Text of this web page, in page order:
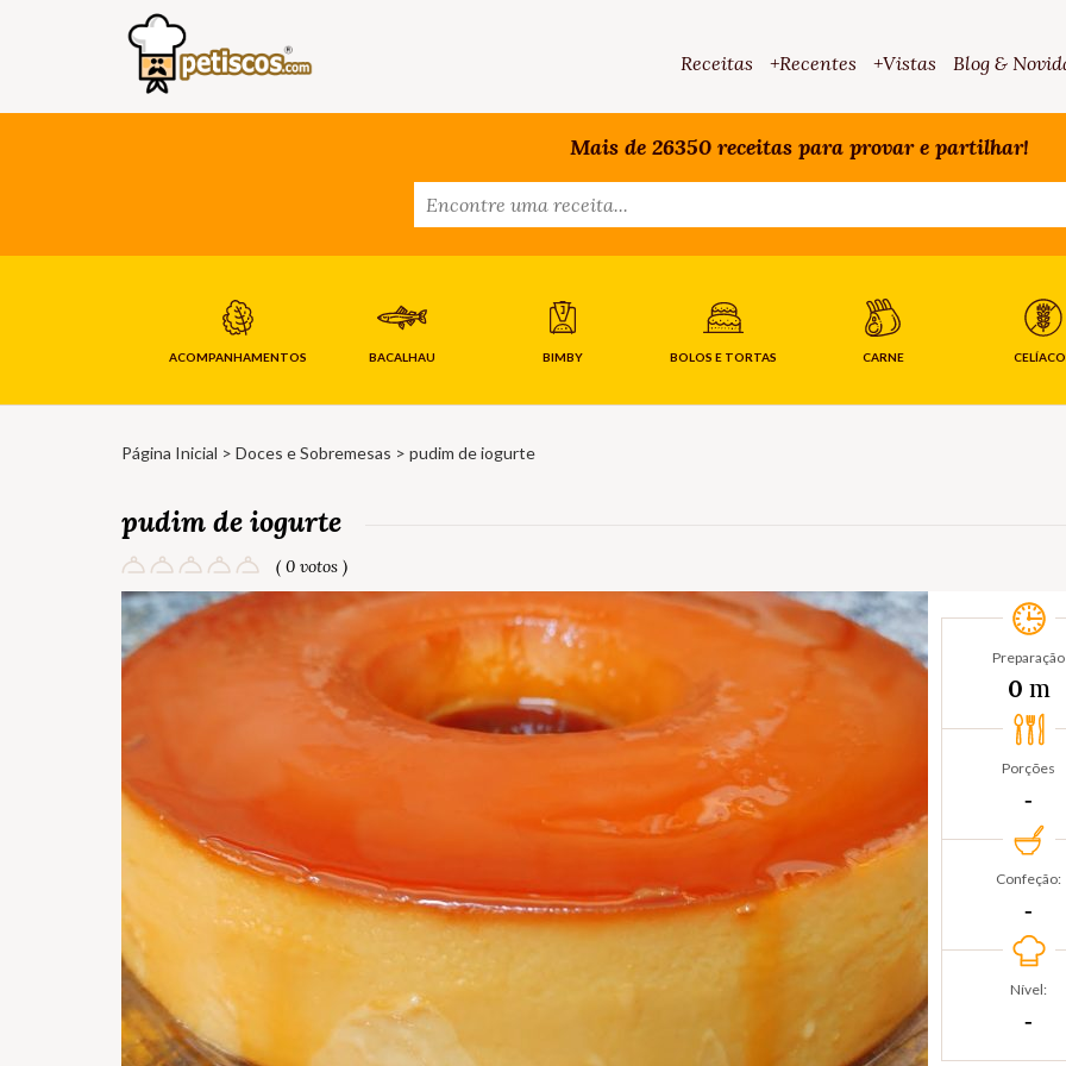
Receitas +Recentes +Vistas Blog &
Mais de 26350 receitas para provar e partilhar!
ACOMPANHAMENTOS BACALHAU BIMBY BOLOS E TORTAS CARNE
Página Inicial > Doces e Sobremesas > pudim de iogurte
pudim de iogurte
( 0 votos )
Preparação
0 m
Porções
‐
Confeção:
‐
Nível:
‐